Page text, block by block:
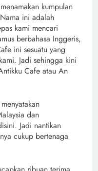
kumpulan
ini adalah
kami mencari
berbahasa Inggeris,
ini sesuatu yang
Jadi sehingga kini
Cafe atau An
dan
Jadi nantikan
cukup bertenaga